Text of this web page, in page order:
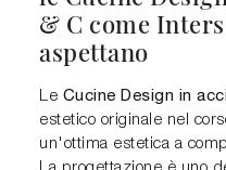
& C come
aspettano
Le Cucine Design in
estetico originale nel
un'ottima estetica a